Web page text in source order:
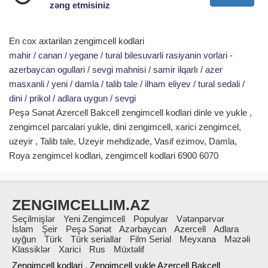
zəng etmisiniz
En cox axtarilan zengimcell kodlari
mahir / canan / yegane / tural bilesuvarli rasiyanin vorlari -
azerbaycan ogullari / sevgi mahnisi / samir ilqarlı / azer
masxanli / yeni / damla / talib tale / ilham eliyev / tural sedali /
dini / prikol / adlara uygun / sevgi
Peşə Sənət Azercell Bakcell zengimcell kodlari dinle ve yukle ,
zengimcel parcalari yukle, dini zengimcell, xarici zengimcel,
uzeyir , Talib tale, Uzeyir mehdizade, Vasif ezimov, Damla,
Roya zengimcel kodlari, zengimcell kodlari 6900 6070
ZENGIMCELLIM.AZ
Seçilmişlər Yeni Zengimcell Populyar
Vətənpərvər
İslam
Şeir Peşə Sənət Azərbaycan Azercell
Adlara
uyğun
Türk Türk seriallar Film Serial Meyxana
Məzəli
Klassiklər
Xarici Rus
Müxtəlif
Zengimcell kodlari , Zengimcell yukle Azercell Bakcell